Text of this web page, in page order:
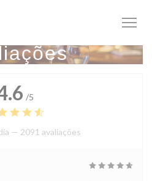
/5
— 2091 avaliações